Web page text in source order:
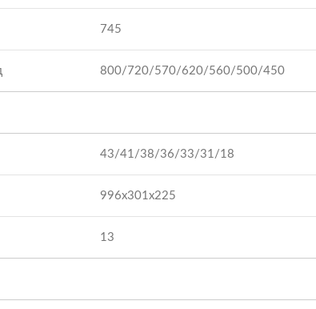
745
800/720/570/620/560/500/450
43/41/38/36/33/31/18
996x301x225
13